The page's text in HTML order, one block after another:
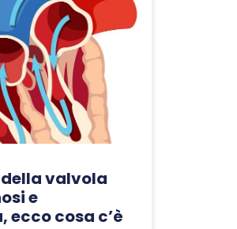
valvola
e
ecco cosa c’è